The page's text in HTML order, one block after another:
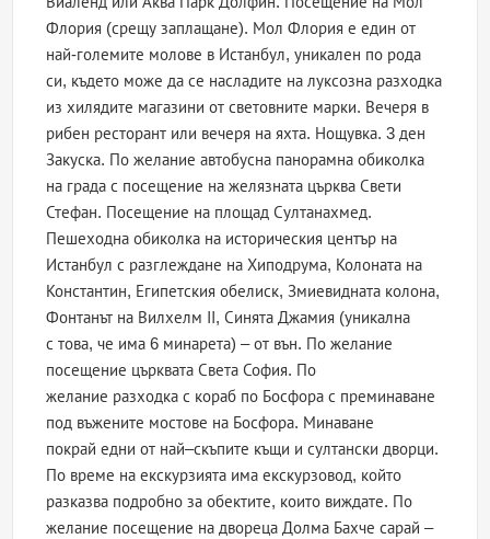
Флория (срещу заплащане). Мол Флория е един от
най-големите молове в Истанбул, уникален по рода
си, където може да се насладите на луксозна разходка
из хилядите магазини от световните марки. Вечеря в
рибен ресторант или вечеря на яхта. Нощувка. 3 ден
Закуска. По желание автобусна панорамна обиколка
на града с посещение на желязната църква Свети
Стефан. Посещение на площад Султанахмед.
Пешеходна обиколка на историческия център на
Истанбул с разглеждане на Хиподрума, Колоната на
Константин, Египетския обелиск, Змиевидната колона,
Фонтанът на Вилхелм ІІ, Синята Джамия (уникална
с това, че има 6 минарета) – от вън. По желание
посещение църквата Света София. По
желание разходка с кораб по Босфора с преминаване
под въжените мостове на Босфора. Минаване
покрай едни от най–скъпите къщи и султански дворци.
По време на екскурзията има екскурзовод, който
разказва подробно за обектите, които виждате. По
желание посещение на двореца Долма Бахче сарай –